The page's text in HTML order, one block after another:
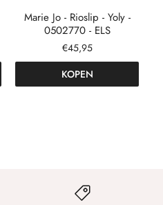
Marie Jo - Rioslip - Yoly -
0502770 - ELS
€45,95
KOPEN